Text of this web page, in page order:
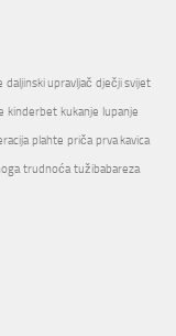
daljinski upravljač dječji svijet
kinderbet kukanje lupanje
plahte priča prva kavica
trudnoća tužibabareza